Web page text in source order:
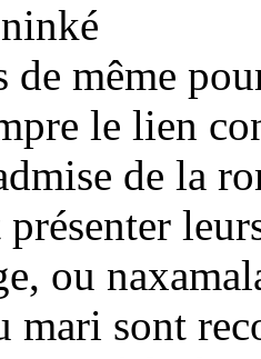
de même
le lien
de la
ou
mari sont